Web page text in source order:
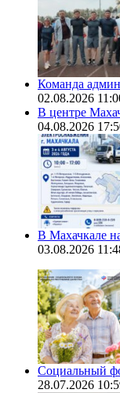
Команда
02.08.2026
В центре
04.08.2026
В Махачкале
03.08.2026
Социальный
28.07.2026